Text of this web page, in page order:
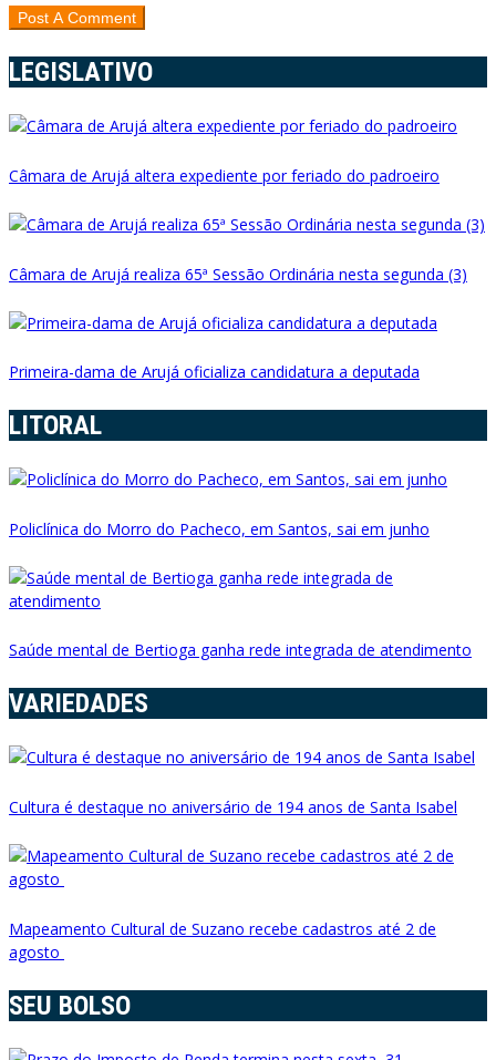
LEGISLATIVO
Câmara de Arujá altera expediente por feriado do padroeiro
Câmara de Arujá realiza 65ª Sessão Ordinária nesta segunda (3)
Primeira-dama de Arujá oficializa candidatura a deputada
LITORAL
Policlínica do Morro do Pacheco, em Santos, sai em junho
Saúde mental de Bertioga ganha rede integrada de atendimento
VARIEDADES
Cultura é destaque no aniversário de 194 anos de Santa Isabel
Mapeamento Cultural de Suzano recebe cadastros até 2 de
agosto
SEU BOLSO